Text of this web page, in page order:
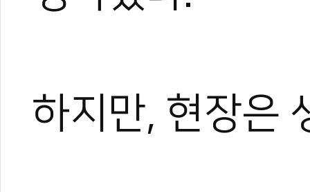
하지만, 현장은